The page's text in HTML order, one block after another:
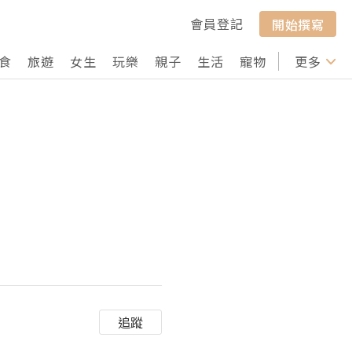
會員登記
開始撰寫
旅遊 女生 玩樂 親子 生活 寵物 行山 打卡
更多
追蹤